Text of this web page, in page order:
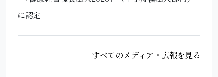
に認定
すべてのメディア・広報を見る